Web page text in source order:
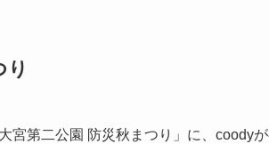
り
宮第二公園 防災秋まつり」に、coodyが